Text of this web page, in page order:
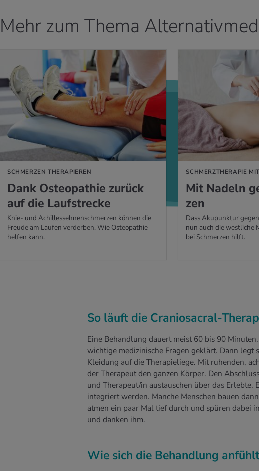
Mehr zum Thema
SCHMERZEN THERAPIEREN
Dank Os­teo­pa­thie zu­rück
auf die Lauf­stre­cke
Knie- und Achillessehnenschmerzen können die
Freude am Laufen verderben. Wie Osteopathie
helfen kann.
SCHMERZTHERAPIE
Mit Na­deln
zen
Dass Akupunktur
nun auch die westliche
bei Schmerzen hilft.
MEHR ERFAHREN
So läuft die Craniosacral-
Eine Behandlung dauert meist 60 bis 90
wichtige medizinische Fragen geklärt. Dann
Kleidung auf die Therapieliege. Mit ruhenden,
der Therapeut den ganzen Körper. Den
und Therapeut/in austauschen über das
integriert werden. Manche Menschen bauen
atmen ein paar Mal tief durch und spüren dabei
und danken ihm.
Wie sich die Behandlung